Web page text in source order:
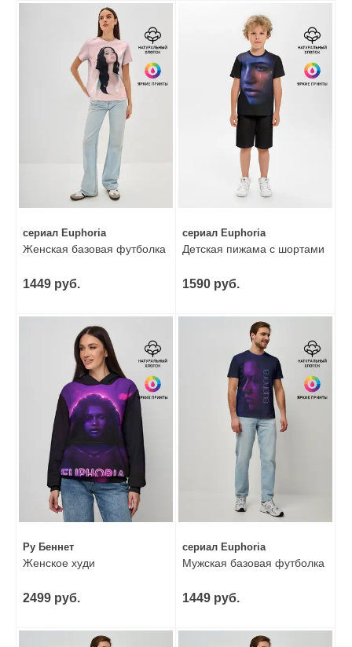
сериал Euphoria
Женская базовая футболка
1449 руб.
сериал Euphoria
Детская пижама с шортами
1590 руб.
Ру Беннет
Женское худи
2499 руб.
сериал Euphoria
Мужская базовая футболка
1449 руб.